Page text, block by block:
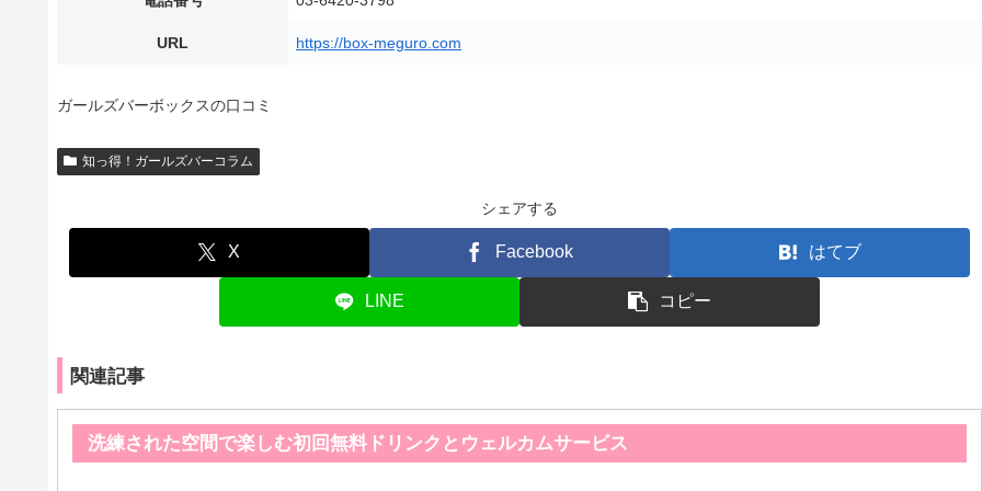
URL https://box-meguro.com
ガールズバーボックスの口コミ
知っ得！ガールズバーコラム
シェアする
X Facebook はてブ
LINE コピー
関連記事
洗練された空間で楽しむ初回無料ドリンクとウェルカムサービス